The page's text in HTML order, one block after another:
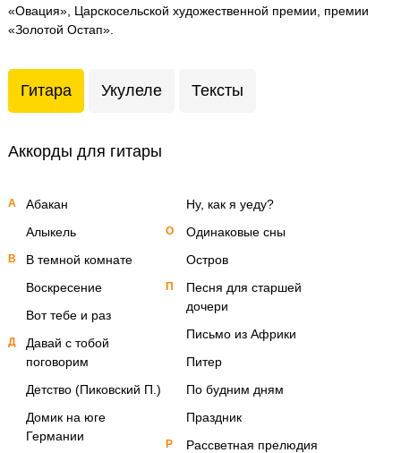
«Овация», Царскосельской художественной премии, премии
«Золотой Остап».
Гитара Укулеле Тексты
Аккорды для гитары
А
Абакан
Алыкель
В
В темной комнате
Воскресение
Вот тебе и раз
Д
Давай с тобой
поговорим
Детство (Пиковский П.)
Домик на юге
Германии
Ну, как я уеду?
О
Одинаковые сны
Остров
П
Песня для старшей
дочери
Письмо из Африки
Питер
По будним дням
Праздник
Р Рассветная прелюдия